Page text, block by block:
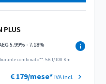
PLUS
5.99% - 7.18%
combinato**: 5.6 l/100 Km
€ 179/mese* IVA incl.